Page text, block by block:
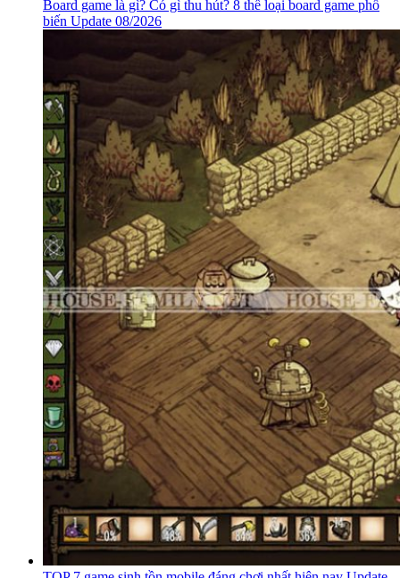
Bản Call Of Duty nào hay nhất? Xếp hạng các version Call
of Duty từng ra mắt Update 08/2026